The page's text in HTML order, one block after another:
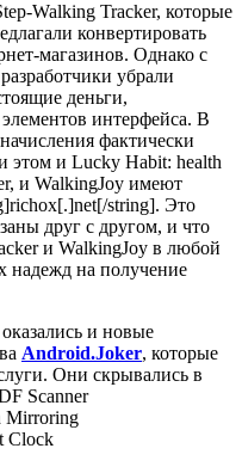
Walking Tracker, которые
конвертировать
магазинов. Однако с
убрали
деньги,
интерфейса. В
фактически
этом и Lucky Habit: health
и WalkingJoy имеют
string]. Это
друг с другом, и что
и WalkingJoy в любой
надежд на получение
и новые
Android.Joker, которые
Они скрывались в
Scanner
Mirroring
Clock